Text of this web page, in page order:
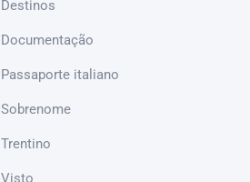
Destinos
Documentação
Passaporte italiano
Sobrenome
Trentino
Visto